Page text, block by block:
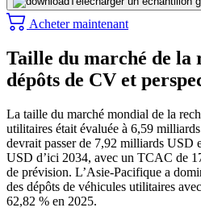
Acheter maintenant
Taille du marché de la
dépôts de CV et
La taille du marché mondial de la
utilitaires était évaluée à 6,59
devrait passer de 7,92 milliards USD
USD d’ici 2034, avec un TCAC de
de prévision. L’Asie-Pacifique a
des dépôts de véhicules utilitaires
62,82 % en 2025.